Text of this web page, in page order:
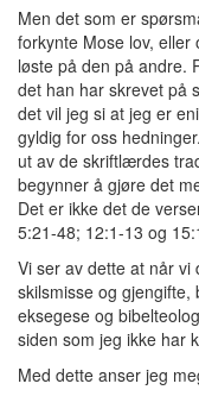
Men det som er
forkynte Mose lov,
løste på den på andre.
det han har skrevet på
det vil jeg si at jeg er
gyldig for oss
ut av de skriftlærdes
begynner å gjøre det
Det er ikke det de
5:21-48; 12:1-13 og
Vi ser av dette at når vi
skilsmisse og
eksegese og
siden som jeg ikke har
Med dette anser jeg